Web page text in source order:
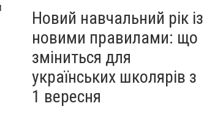
найближчі дні
Новий навчальний рік із
новими правилами: що
зміниться для
українських школярів з
1 вересня